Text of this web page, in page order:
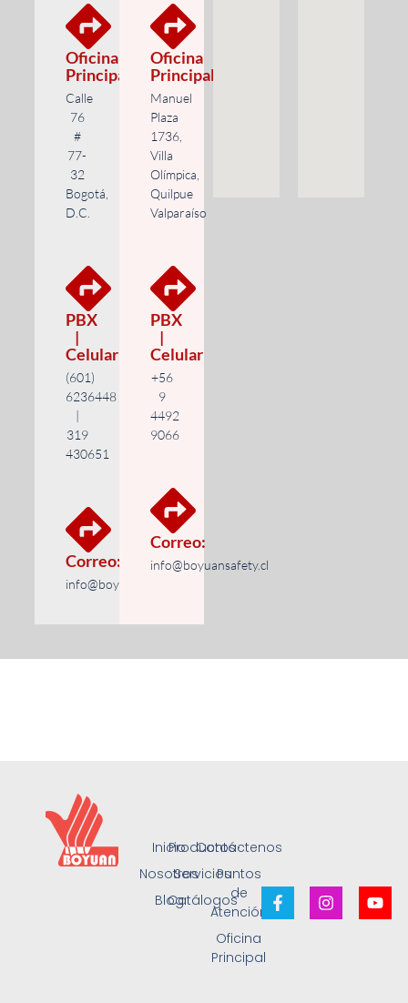
Oficina
Principal
Calle
76
#
77-
32
Bogotá,
D.C.
PBX
|
Celular
(601)
6236448
|
319
430651
Correo:
info@boyuansafety.com
Oficina
Principal
Manuel
Plaza
1736,
Villa
Olímpica,
Quilpue
Valparaíso
PBX
|
Celular
+56
9
4492
9066
Correo:
info@boyuansafety.cl
Inicio
Nosotros
Blog
Productos
Servicios
Catálogos
Contáctenos
Puntos
de
Atención
Oficina
Principal